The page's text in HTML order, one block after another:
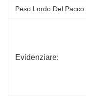
Peso Lordo Del Pacco:
Evidenziare: